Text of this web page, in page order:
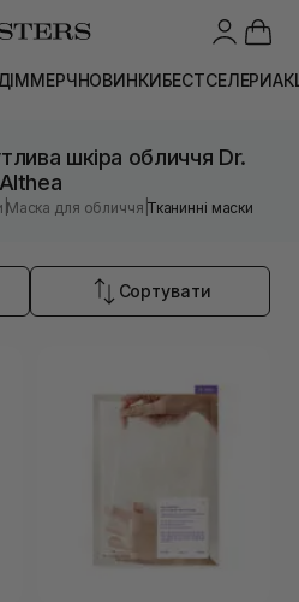
МЕРЧНОВИНКИБЕСТСЕЛЕРИ
шкіра обличчя Dr.
Althea
|Маска для обличчя |Тканинні маски
Сортувати